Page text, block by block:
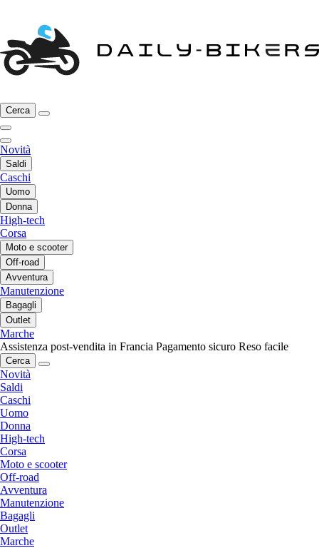
Cerca
Novità
Saldi
Caschi
Uomo
Donna
High-tech
Corsa
Moto e scooter
Off-road
Avventura
Manutenzione
Bagagli
Outlet
Marche
Assistenza post-vendita in Francia Pagamento sicuro Reso facile
Cerca
Novità
Saldi
Caschi
Uomo
Donna
High-tech
Corsa
Moto e scooter
Off-road
Avventura
Manutenzione
Bagagli
Outlet
Marche